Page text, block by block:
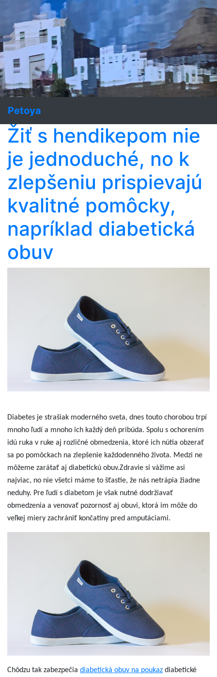
Petoya
Žiť s hendikepom nie
je jednoduché, no k
zlepšeniu prispievajú
kvalitné pomôcky,
napríklad diabetická
obuv
Diabetes je strašiak moderného sveta, dnes touto chorobou trpí
mnoho ľudí a mnoho ich každý deň pribúda. Spolu s ochorením
idú ruka v ruke aj rozličné obmedzenia, ktoré ich nútia obzerať
sa po pomôckach na zlepšenie každodenného života. Medzi ne
môžeme zarátať aj diabetickú obuv.Zdravie si vážime asi
najviac, no nie všetci máme to šťastie, že nás netrápia žiadne
neduhy. Pre ľudí s diabetom je však nutné dodržiavať
obmedzenia a venovať pozornosť aj obuvi, ktorá im môže do
veľkej miery zachrániť končatiny pred amputáciami.
Chôdzu tak zabezpečia diabetická obuv na poukaz diabetické